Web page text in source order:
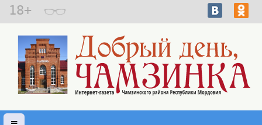
18+